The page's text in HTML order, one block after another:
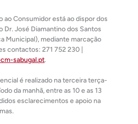
ao Consumidor está ao dispor dos
Dr. José Diamantino dos Santos
Municipal), mediante marcação
contactos: 271 752 230 |
sabugal.pt.
é realizado na terceira terça-
da manhã, entre as 10 e as 13
esclarecimentos e apoio na